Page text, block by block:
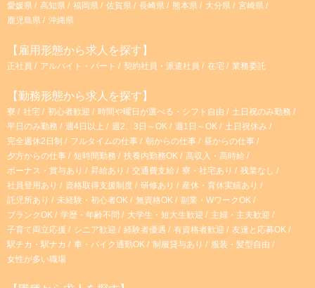
愛媛県
高知県 福岡県 佐賀県 長崎県 熊本県 大分県
宮崎県
鹿児島県
沖縄県
【雇用形態から求人を探す】
正社員 アルバイト・パート 契約社員・派遣社員 在宅 業務委託
【勤務形態から求人を探す】
寮 社宅 初心者歓迎 時間や曜日が選べる・シフト自由
土日祝のみ勤務
平日のみ勤務
週4日以上 週2、3日～OK 週1日～OK
土日祝休み
完全週休2日制
フルタイムの仕事 朝からの仕事
昼からの仕事
夕方からの仕事
短時間勤務 扶養内勤務OK
高収入・高時給
ボーナス・賞与あり
昇給あり 交通費支給 寮・社宅あり
残業なし
社員登用あり
資格取得支援制度 研修あり
産休・育休実績あり
託児所あり
未経験・初心者OK 無資格OK
副業・WワークOK
ブランクOK
学歴・年齢不問 大学生・短大生歓迎
主婦・主夫歓迎
子育て両立応援
シニア歓迎 経験者優遇 有資格者歓迎
友達と応募OK
駅チカ・駅ナカ
車・バイク通勤OK 制服貸与あり
服装・髪型自由
女性が多い職場